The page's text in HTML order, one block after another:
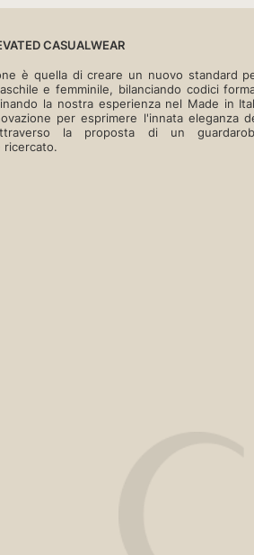
CASUALWEAR
è quella di creare un nuovo standard
e femminile, bilanciando codici
la nostra esperienza nel Made in
per esprimere l'innata eleganza
la proposta di un
ricercato.